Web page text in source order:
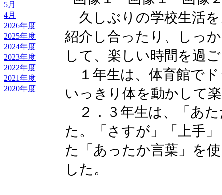
5月
4月
2026年度
2025年度
2024年度
2023年度
2022年度
2021年度
2020年度
久しぶりの学校生活
紹介し合ったり、しっ
して、楽しい時間を過
１年生は、体育館で
いっきり体を動かして
２．３年生は、「あ
た。「さすが」「上手
た「あったか言葉」を
した。